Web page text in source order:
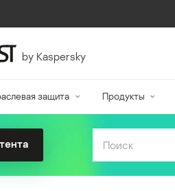
by Kaspersky
защита Продукты